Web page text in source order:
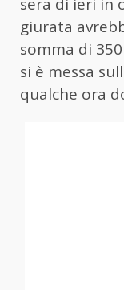
giurata
somma di
si è messa
qualche ora